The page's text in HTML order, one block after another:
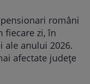
români
fiecare zi, în
ale anului 2026.
afectate județe